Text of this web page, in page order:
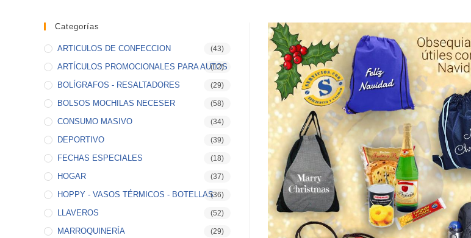
Categorías
ARTICULOS DE CONFECCION (43)
ARTÍCULOS PROMOCIONALES PARA AUTOS
(12)
BOLÍGRAFOS - RESALTADORES (29)
BOLSOS MOCHILAS NECESER (58)
CONSUMO MASIVO (34)
DEPORTIVO (39)
FECHAS ESPECIALES (18)
HOGAR (37)
HOPPY - VASOS TÉRMICOS - BOTELLAS(36)
LLAVEROS (52)
MARROQUINERÍA (29)